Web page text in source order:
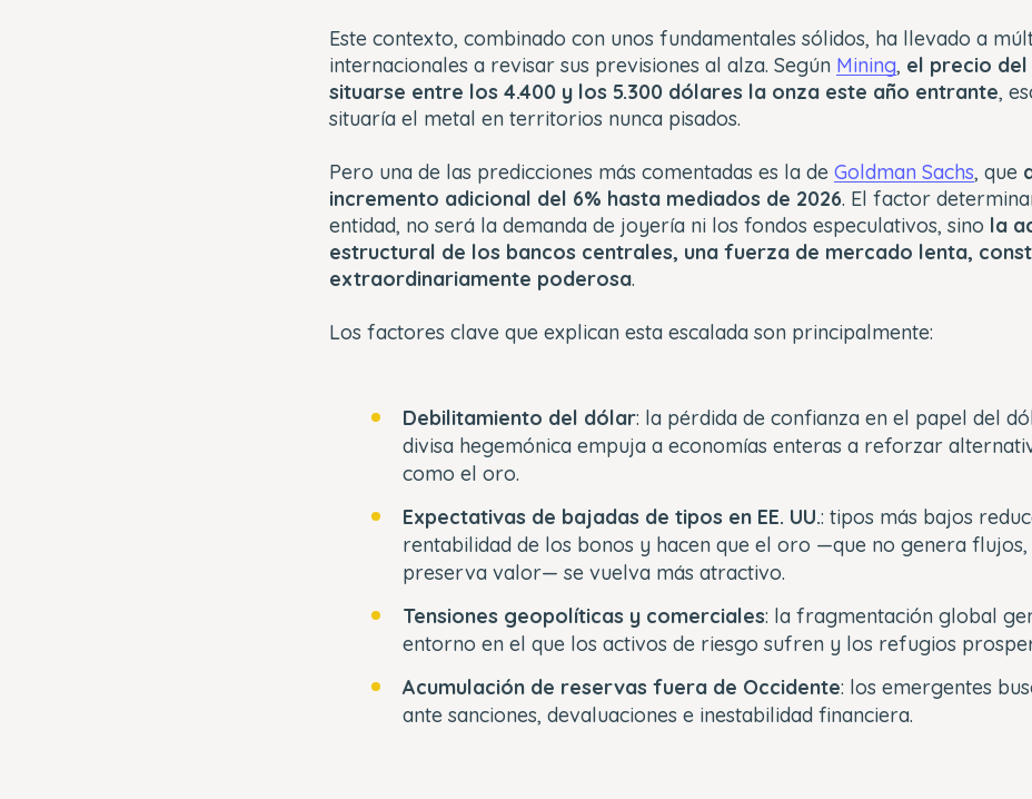
Este contexto, combinado con unos fundamentales sólidos, ha llevado a
internacionales a revisar sus previsiones al alza. Según Mining, el precio
situarse entre los 4.400 y los 5.300 dólares la onza este año entrante,
situaría el metal en territorios nunca pisados.
Pero una de las predicciones más comentadas es la de Goldman Sachs, que
incremento adicional del 6% hasta mediados de 2026. El factor
entidad, no será la demanda de joyería ni los fondos especulativos, sino la
estructural de los bancos centrales, una fuerza de mercado lenta,
extraordinariamente poderosa.
Los factores clave que explican esta escalada son principalmente:
Debilitamiento del dólar: la pérdida de confianza en el papel del
divisa hegemónica empuja a economías enteras a reforzar
como el oro.
Expectativas de bajadas de tipos en EE. UU.: tipos más bajos
rentabilidad de los bonos y hacen que el oro —que no genera
preserva valor— se vuelva más atractivo.
Tensiones geopolíticas y comerciales: la fragmentación global
entorno en el que los activos de riesgo sufren y los refugios
Acumulación de reservas fuera de Occidente: los emergentes
ante sanciones, devaluaciones e inestabilidad financiera.